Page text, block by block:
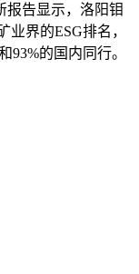
报告显示，洛阳钼
界的ESG排名，
93%的国内同行。